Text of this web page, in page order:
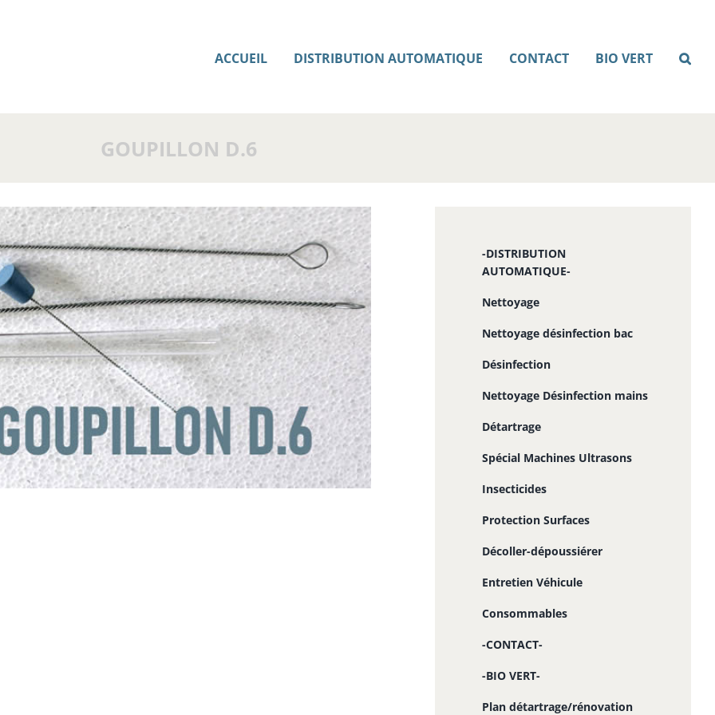
ACCUEIL DISTRIBUTION AUTOMATIQUE CONTACT BIO VERT
GOUPILLON D.6
-DISTRIBUTION
AUTOMATIQUE-
Nettoyage
Nettoyage désinfection bac
Désinfection
Nettoyage Désinfection mains
Détartrage
Spécial Machines Ultrasons
Insecticides
Protection Surfaces
Décoller-dépoussiérer
Entretien Véhicule
Consommables
-CONTACT-
-BIO VERT-
Plan détartrage/rénovation